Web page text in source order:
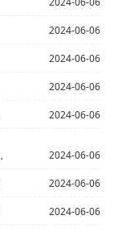
2024-06-06
2024-06-06
2024-06-06
2024-06-06
2024-06-06
2024-06-06
2024-06-06